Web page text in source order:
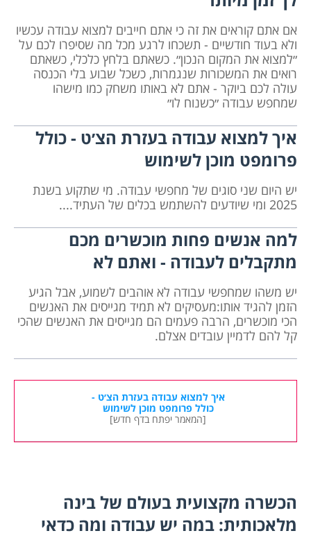
אם אתם קוראים את זה כי אתם חייבים למצוא עבודה עכשיו
ולא בעוד חודשיים - תשכחו לרגע מכל מה שסיפרו לכם על
״למצוא את המקום הנכון״. כשאתם בלחץ כלכלי, כשאתם
רואים את המשכורות שנגמרות, כשכל שבוע בלי הכנסה
עולה לכם ביוקר - אתם לא באותו משחק כמו מישהו
שמחפש עבודה ״כשנוח לו״
איך למצוא עבודה בעזרת הצ׳ט - כולל
פרומפט מוכן לשימוש
יש היום שני סוגים של מחפשי עבודה. מי שתקוע בשנת
2025 ומי שיודעים להשתמש בכלים של העתיד....
למה אנשים פחות מוכשרים מכם
מתקבלים לעבודה - ואתם לא
יש משהו שמחפשי עבודה לא אוהבים לשמוע, אבל הגיע
הזמן להגיד אותו:מעסיקים לא תמיד מגייסים את האנשים
הכי מוכשרים, הרבה פעמים הם מגייסים את האנשים שהכי
קל להם לדמיין עובדים אצלם.
איך למצוא עבודה בעזרת הצ׳ט -
כולל פרומפט מוכן לשימוש
[המאמר יפתח בדף חדש]
הכשרה מקצועית בעולם של בינה
מלאכותית: במה יש עבודה ומה כדאי